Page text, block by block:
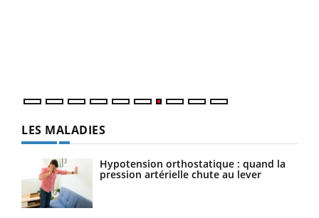
LES MALADIES
Hypotension orthostatique : quand la
pression artérielle chute au lever